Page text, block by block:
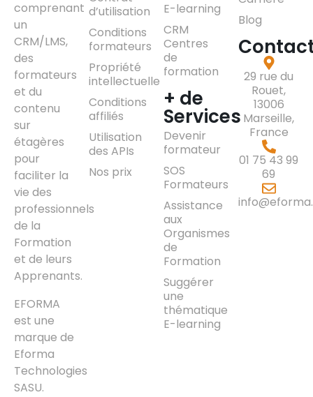
comprenant
un
CRM/LMS,
des
formateurs
et du
contenu
sur
étagères
pour
faciliter la
vie des
professionnels
de la
Formation
et de leurs
Apprenants.
EFORMA
est une
marque de
Eforma
Technologies
SASU.
d’utilisation
Conditions
formateurs
Propriété
intellectuelle
Conditions
affiliés
Utilisation
des APIs
Nos prix
E-learning
CRM
Centres
de
formation
+ de
Services
Devenir
formateur
SOS
Formateurs
Assistance
aux
Organismes
de
Formation
Suggérer
une
thématique
E-learning
Blog
29 rue du
Rouet,
13006
Marseille,
France
01 75 43 99
69